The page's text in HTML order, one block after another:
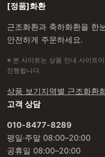
[정품]화환
근조화환과 축하화환을 한
안전하게 주문하세요.
※ 본 사이트는 상품 안내 사이트
진행됩니다.
상품 보기지역별 근조화환
고객 상담
010-8477-8289
평일·주말 08:00–20:00
공휴일 08:00–20:00